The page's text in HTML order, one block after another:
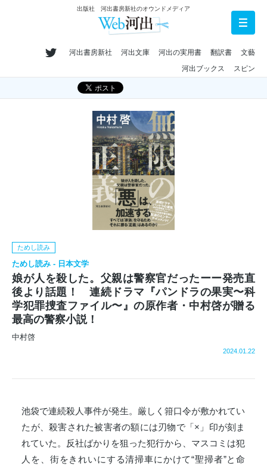
出版社 河出書房新社のオウンドメディア
河出書房新社 河出文庫 河出の実用書 翻訳書
文藝
河出ブックス
スピン
ためし読み
ためし読み - 日本文学
娘が人を殺した。父親は警察官だったーー発売直
後より話題！ 連続ドラマ『パンドラの果実〜科
学犯罪捜査ファイル〜』の原作者・中村啓が贈る
最高の警察小説！
中村啓
2024.01.22
池袋で連続殺人事件が発生。厳しく箝口令が敷かれてい
たが、殺害された被害者の額には刃物で「×」印が刻ま
れていた。反社ばかりを狙った犯行から、マスコミは犯
人を、街をきれいにする清掃車にかけて“聖掃者”と命